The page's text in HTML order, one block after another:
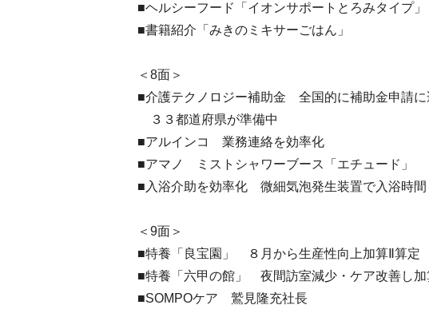
■ヘルシーフード「イオンサポートとろみタイプ」
■書籍紹介「みきのミキサーごはん」
＜8面＞
■介護テクノロジー補助金 全国的に補助金申請に
３３都道府県が準備中
■アルインコ 業務連絡を効率化
■アマノ ミストシャワーブース「エチュード」
■入浴介助を効率化 微細気泡発生装置で入浴時間
＜9面＞
■特養「良宝園」 ８月から生産性向上加算Ⅱ算定
■特養「六甲の館」 夜間訪室減少・ケア改善し加
■SOMPOケア 鷲見隆充社長